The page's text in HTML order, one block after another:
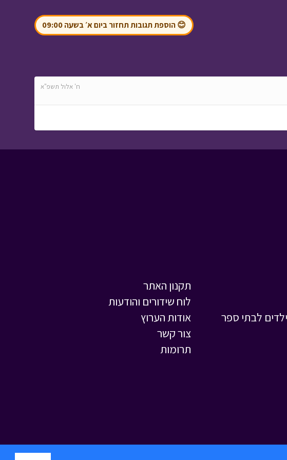
סבא עובש• מתוך אסי
😊 הוספת תגובות תחזור ביום א׳ בשעה 09:00
ח' אלול תשפ"א
לבתי ספר
תקנון האתר
לוח שידורים והודעות
אודות הערוץ
צור קשר
תרומות